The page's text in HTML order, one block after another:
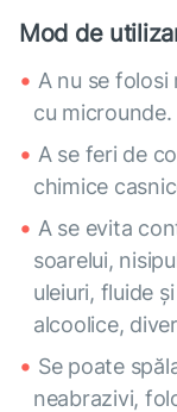
Mod de
A nu se
cu microunde.
A se feri de
chimice
A se evita
soarelui,
uleiuri, fluide
alcoolice,
Se poate
neabrazivi,